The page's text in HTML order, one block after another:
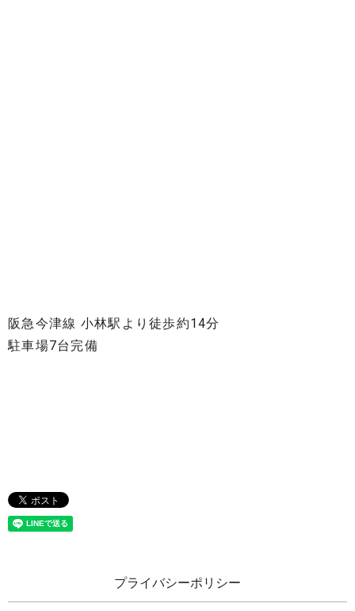
阪急今津線 小林駅より徒歩約14分
駐車場7台完備
プライバシーポリシー